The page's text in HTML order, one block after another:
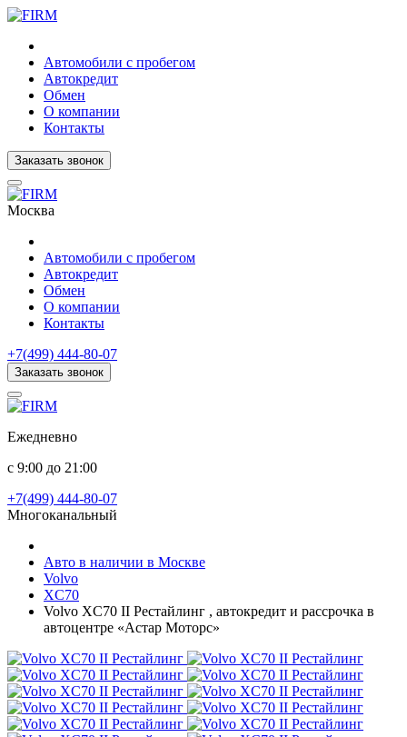
Автомобили с пробегом
Автокредит
Обмен
О компании
Контакты
Заказать звонок
Москва
Автомобили с пробегом
Автокредит
Обмен
О компании
Контакты
+7(499) 444-80-07
Заказать звонок
Ежедневно
с 9:00 до 21:00
+7(499) 444-80-07
Многоканальный
Авто в наличии в Москве
Volvo
XC70
Volvo XC70 II Рестайлинг , автокредит и рассрочка в
автоцентре «Астар Моторс»